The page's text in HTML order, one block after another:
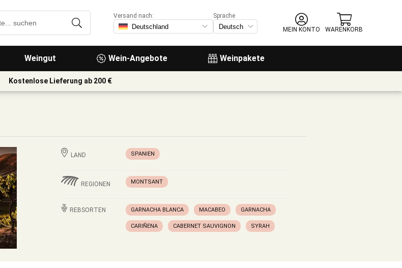
Weingut Wein-Angebote Weinpakete
Versand nach:
Sprache
MEIN KONTO
WARENKORB
Kostenlose Lieferung ab 200 €
LAND SPANIEN
REGIONEN MONTSANT
REBSORTEN GARNACHA BLANCA MACABEO GARNACHA
CARIÑENA CABERNET SAUVIGNON SYRAH